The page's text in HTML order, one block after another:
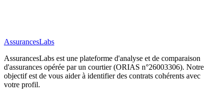
AssurancesLabs
AssurancesLabs est une plateforme d'analyse et de comparaison
d'assurances opérée par un courtier (ORIAS n°26003306). Notre
objectif est de vous aider à identifier des contrats cohérents avec
votre profil.